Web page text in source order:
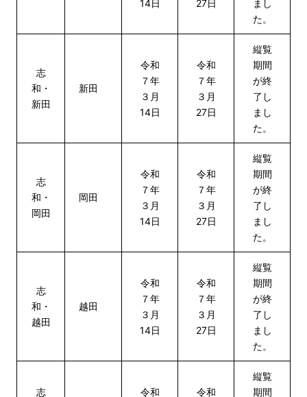
14日
27日
まし
た。
志
和・
新田
新田
令和
７年
３月
14日
令和
７年
３月
27日
縦覧
期間
が終
了し
まし
た。
志
和・
岡田
岡田
令和
７年
３月
14日
令和
７年
３月
27日
縦覧
期間
が終
了し
まし
た。
志
和・
越田
越田
令和
７年
３月
14日
令和
７年
３月
27日
縦覧
期間
が終
了し
まし
た。
志 令和 令和
縦覧
期間